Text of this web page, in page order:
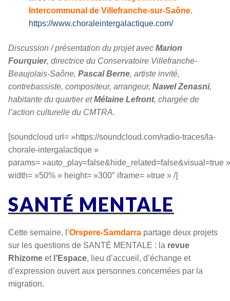
Intercommunal de Villefranche-sur-Saône.
https://www.choraleintergalactique.com/
Discussion / présentation du projet avec Marion
Fourquier, directrice du Conservatoire Villefranche-
Beaujolais-Saône, Pascal Berne, artiste invité,
contrebassiste, compositeur, arrangeur, Nawel Zenasni,
habitante du quartier etMélaine Lefront, chargée de
l’action culturelle du CMTRA.
[soundcloud url= »https://soundcloud.com/radio-traces/la-
chorale-intergalactique »
params= »auto_play=false&hide_related=false&visual=true »
width= »50% » height= »300″ iframe= »true » /]
SANTÉ MENTALE
Cette semaine, l’Orspere-Samdarra partage deux projets
sur les questions de SANTÉ MENTALE : la revue
Rhizome et l’Espace, lieu d’accueil, d’échange et
d’expression ouvert aux personnes concernées par la
migration.